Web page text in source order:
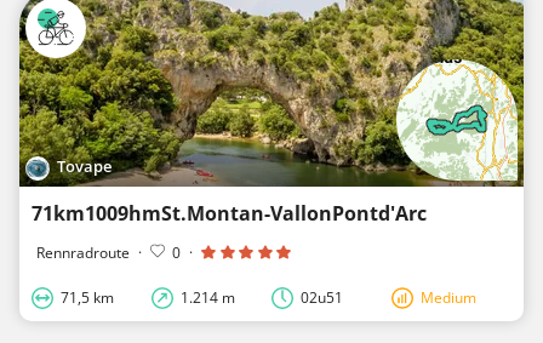
Tovape
71km1009hmSt.Montan-VallonPontd'Arc
Rennradroute · 0 ·
71,5 km 1.214 m 02u51 Medium